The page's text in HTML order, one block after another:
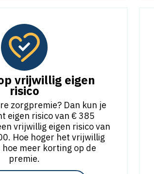
vrijwillig eigen
risico
zorgpremie? Dan kun je
eigen risico van € 385
vrijwillig eigen risico van
Hoe hoger het vrijwillig
hoe meer korting op de
premie.